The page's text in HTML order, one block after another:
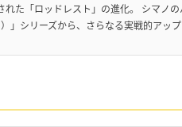
れた「ロッドレスト」の進化。 シマノの
」シリーズから、さらなる実戦的アッ